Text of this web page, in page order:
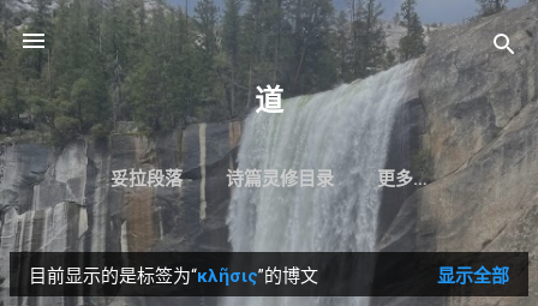
跳至主要内容
道
妥拉段落 诗篇灵修目录 更多…
博
目前显示的是标签为“κλῆσις”的博文 显示全部